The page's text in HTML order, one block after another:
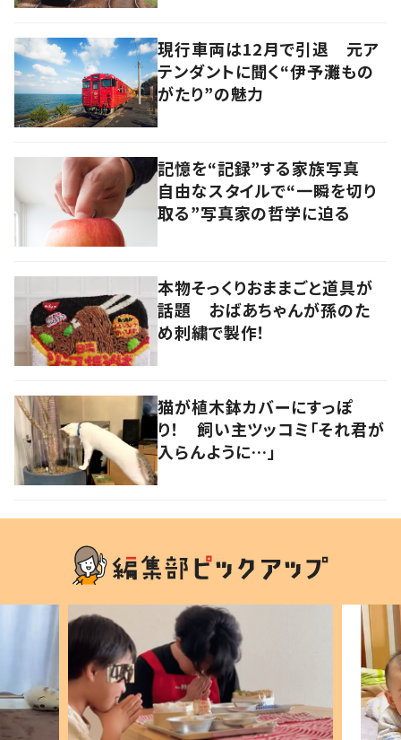
現行車両は12月で引退 元ア
テンダントに聞く“伊予灘もの
がたり”の魅力
記憶を“記録”する家族写真
自由なスタイルで“一瞬を切り
取る”写真家の哲学に迫る
本物そっくりおままごと道具が
話題 おばあちゃんが孫のた
め刺繍で製作！
猫が植木鉢カバーにすっぽ
り！ 飼い主ツッコミ「それ君が
入らんように…」